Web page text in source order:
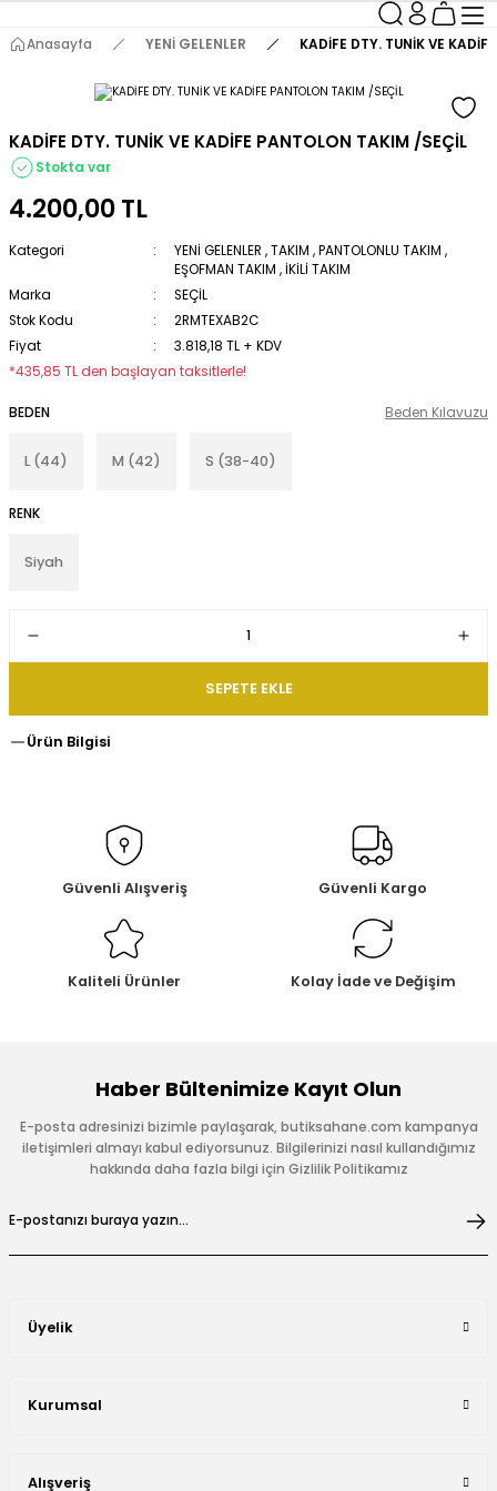
Anasayfa YENİ GELENLER KADİFE DTY. TUNİK VE
KADİFE DTY. TUNİK VE KADİFE PANTOLON TAKIM /SEÇİL
Stokta var
4.200,00 TL
Kategori YENİ GELENLER ,TAKIM ,PANTOLONLU TAKIM ,
EŞOFMAN TAKIM , İKİLİ TAKIM
Marka
SEÇİL
Stok Kodu
2RMTEXAB2C
Fiyat
3.818,18 TL + KDV
*435,85 TL den başlayan taksitlerle!
BEDEN
L (44) M (42) S (38-40)
RENK
Siyah
Beden Kılavuzu
SEPETE EKLE
Ürün Bilgisi
Güvenli Alışveriş Güvenli Kargo
Kaliteli Ürünler Kolay İade ve Değişim
Haber Bültenimize Kayıt Olun
E-posta adresinizi bizimle paylaşarak, butiksahane.com kampanya
iletişimleri almayı kabul ediyorsunuz. Bilgilerinizi nasıl kullandığımız
hakkında daha fazla bilgi için Gizlilik Politikamız
Üyelik
Kurumsal
Alışveriş